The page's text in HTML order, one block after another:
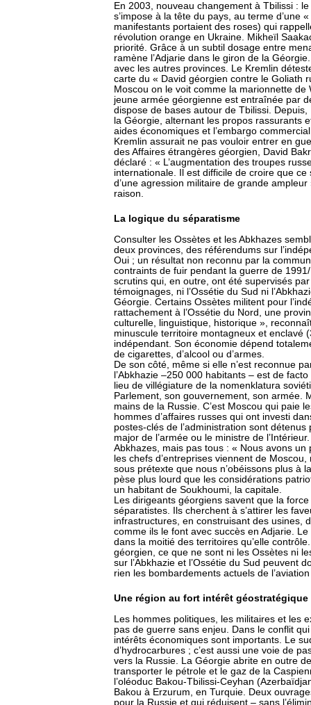
En 2003, nouveau changement à Tbilissi :
s’impose à la tête du pays, au terme d’une
manifestants portaient des roses) qui
révolution orange en Ukraine. Mikheïl
priorité. Grâce à un subtil dosage entre
ramène l’Adjarie dans le giron de la
avec les autres provinces. Le Kremlin
carte du « David géorgien contre le Goliath
Moscou on le voit comme la marionnette de
jeune armée géorgienne est entraînée par
dispose de bases autour de Tbilissi.
la Géorgie, alternant les propos rassurants
aides économiques et l’embargo
Kremlin assurait ne pas vouloir entrer en
des Affaires étrangères géorgien, David
déclaré : « L’augmentation des troupes
internationale. Il est difficile de croire que ce
d’une agression militaire de grande
raison.
La logique du séparatisme
Consulter les Ossètes et les Abkhazes
deux provinces, des référendums sur
Oui ; un résultat non reconnu par la
contraints de fuir pendant la guerre de
scrutins qui, en outre, ont été supervisés
témoignages, ni l’Ossétie du Sud ni
Géorgie. Certains Ossètes militent pour
rattachement à l’Ossétie du Nord, une
culturelle, linguistique, historique »,
minuscule territoire montagneux et enclavé
indépendant. Son économie dépend
de cigarettes, d’alcool ou d’armes.
De son côté, même si elle n’est reconnue
l’Abkhazie –250 000 habitants – est de
lieu de villégiature de la nomenklatura
Parlement, son gouvernement, son armée.
mains de la Russie. C’est Moscou qui paie
hommes d’affaires russes qui ont investi
postes-clés de l’administration sont
major de l’armée ou le ministre de
Abkhazes, mais pas tous : « Nous avons
les chefs d’entreprises viennent de
sous prétexte que nous n’obéissons plus à
pèse plus lourd que les considérations
un habitant de Soukhoumi, la capitale.
Les dirigeants géorgiens savent que la
séparatistes. Ils cherchent à s’attirer les
infrastructures, en construisant des usines,
comme ils le font avec succès en Adjarie.
dans la moitié des territoires qu’elle
géorgien, ce que ne sont ni les Ossètes ni
sur l’Abkhazie et l’Ossétie du Sud peuvent
rien les bombardements actuels de
Une région au fort intérêt géostratégique
Les hommes politiques, les militaires et les
pas de guerre sans enjeu. Dans le conflit
intérêts économiques sont importants. Le
d’hydrocarbures ; c’est aussi une voie de
vers la Russie. La Géorgie abrite en outre
transporter le pétrole et le gaz de la
l’oléoduc Bakou-Tbilissi-Ceyhan
Bakou à Erzurum, en Turquie. Deux
pour la Russie et qui réduisent – sans